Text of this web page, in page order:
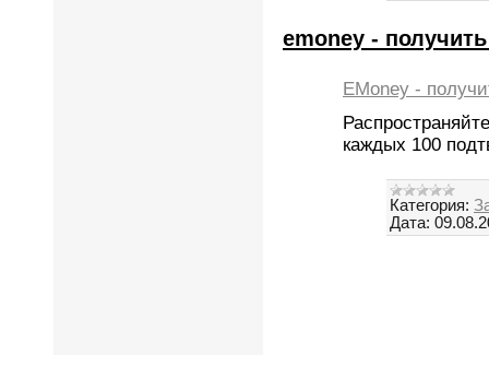
emoney -
EMoney -
каждых 100
Категория:
Дата: